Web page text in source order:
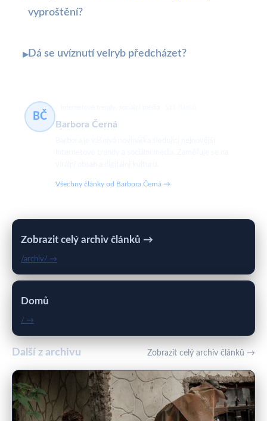
vyproštění?
▸Dá se uvíznutí velryb předcházet?
BČ
Barbora Černá
Všechny články od Barbora Černá →
Zobrazit celý archiv článků →
/archiv/ →
Domů
/ →
Další z archivu Zobrazit celý archiv článků →